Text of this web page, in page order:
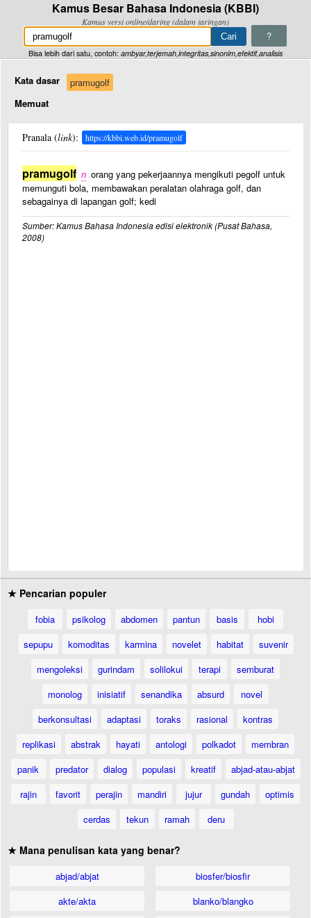
Kamus Besar Bahasa Indonesia (KBBI)
Kamus versi online/daring (dalam jaringan)
?
Bisa lebih dari satu, contoh: ambyar,terjemah,integritas,sinonim,efektif,analisis
Kata dasar
pramugolf
Memuat
Pranala (link): https://kbbi.web.id/pramugolf
pramugolf n orang yang pekerjaannya mengikuti pegolf untuk
memunguti bola, membawakan peralatan olahraga golf, dan
sebagainya di lapangan golf; kedi
Sumber: Kamus Bahasa Indonesia edisi elektronik (Pusat Bahasa,
2008)
★ Pencarian populer
fobia psikolog abdomen pantun basis
hobi
sepupu
komoditas karmina novelet habitat
suvenir
mengoleksi
gurindam solilokui terapi
semburat
monolog
inisiatif senandika absurd
novel
berkonsultasi
adaptasi toraks rasional
kontras
replikasi
abstrak hayati antologi polkadot
membran
panik
predator dialog populasi kreatif
abjad-atau-abjat
rajin
favorit perajin mandiri jujur gundah
optimis
cerdas
tekun ramah deru
★ Mana penulisan kata yang benar?
abjad/abjat
akte/akta
biosfer/biosfir
blanko/blangko